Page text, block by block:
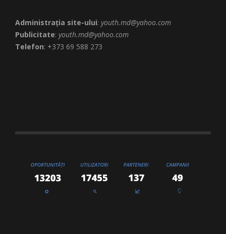
Administrația site-ului: youth.md@yahoo.com
Publicitate: youth.md@yahoo.com
Telefon: +373 69 588 273